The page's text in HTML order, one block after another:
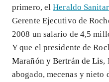
primero, elHeraldo
Gerente Ejecutivo de
2008 un salario de 4,5
Y que el presidente de
Marañón y Bertrán de Lis,
abogado, mecenas y nieto